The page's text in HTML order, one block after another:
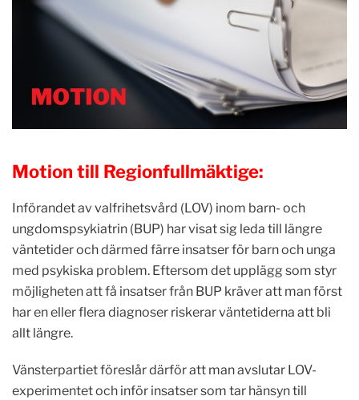
Motion till Regionfullmäktige:
Införandet av valfrihetsvård (LOV) inom barn- och
ungdomspsykiatrin (BUP) har visat sig leda till längre
väntetider och därmed färre insatser för barn och unga
med psykiska problem. Eftersom det upplägg som styr
möjligheten att få insatser från BUP kräver att man först
har en eller flera diagnoser riskerar väntetiderna att bli
allt längre.
Vänsterpartiet föreslår därför att man avslutar LOV-
experimentet och inför insatser som tar hänsyn till